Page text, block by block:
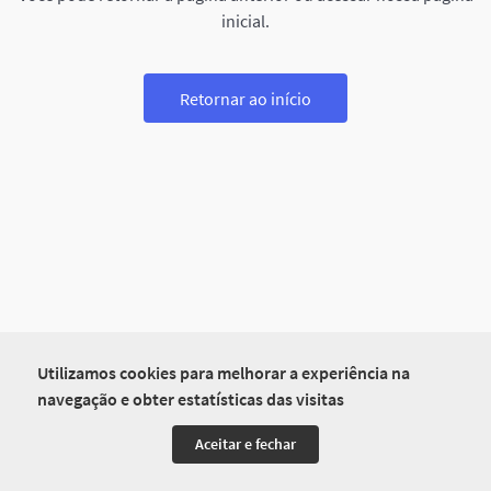
Utilizamos cookies para melhorar a experiência na
navegação e obter estatísticas das visitas
Aceitar e fechar
inicial.
Retornar ao início